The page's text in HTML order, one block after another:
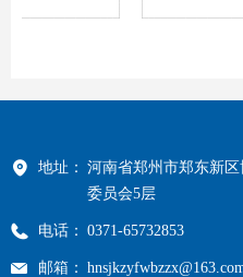
地址： 河南省郑州市郑东新
委员会5层
电话： 0371-65732853
邮箱：